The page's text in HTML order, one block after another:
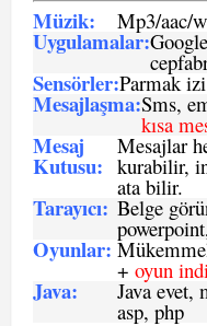
Müzik: Mp3/aac/
Uygulamalar:
Sensörler:Parmak izi
Mesajlaşma:Sms,
kısa
Mesaj
Kutusu:
Mesajlar
kurabilir,
ata bilir.
Tarayıcı: Belge
Oyunlar:
+ oyun
Java: Java evet,
asp, php